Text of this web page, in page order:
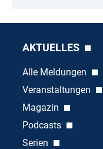
AKTUELLES
Alle Meldungen
Veranstaltungen
Magazin
Podcasts
Serien